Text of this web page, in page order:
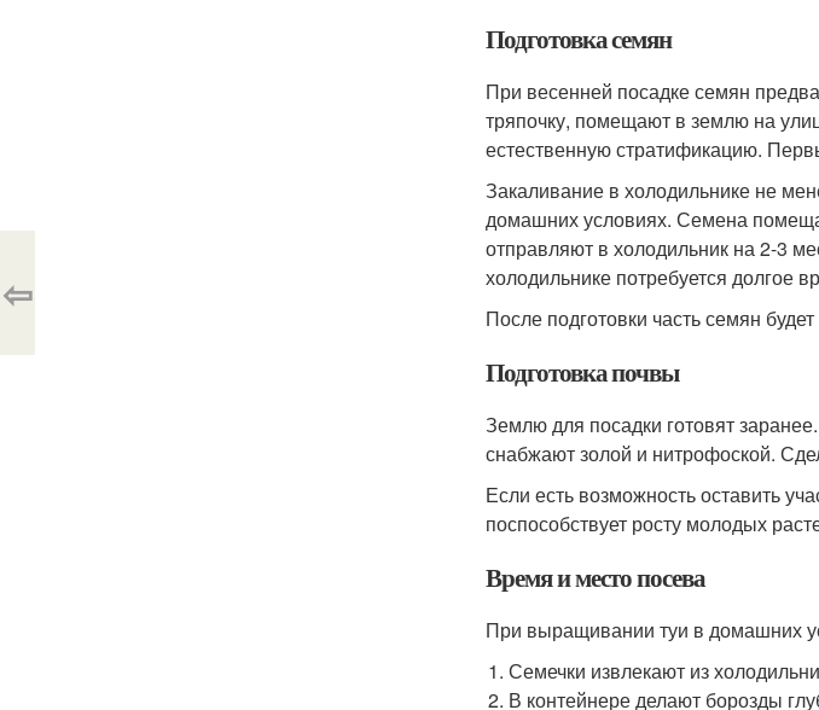
Подготовка семян
При весенней посадке семян
тряпочку, помещают в землю на
естественную стратификацию.
Закаливание в холодильнике не
домашних условиях. Семена
отправляют в холодильник на 2-3
холодильнике потребуется долгое
После подготовки часть семян
Подготовка почвы
Землю для посадки готовят
снабжают золой и нитрофоской.
Если есть возможность оставить
поспособствует росту молодых
Время и место посева
При выращивании туи в домашних
Семечки извлекают из
В контейнере делают борозды
⇦